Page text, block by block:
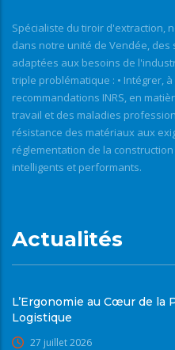
Spécialiste du tiroir d'extraction,
dans notre unité de Vendée,
adaptées aux besoins de
triple problématique : • Intégrer,
recommandations INRS, en
travail et des maladies
résistance des matériaux aux
réglementation de la
intelligents et performants.
Actualités
L’Ergonomie au Cœur de la
Logistique
27 juillet 2026